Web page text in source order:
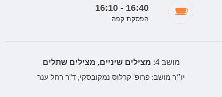
16:10 - 16:40
הפסקת קפה
מושב 4:
מצילים שיניים, מצילים שתלים
יו״ר מושב: פרופ' קרלוס נמקובסקי, ד"ר רחל ענר